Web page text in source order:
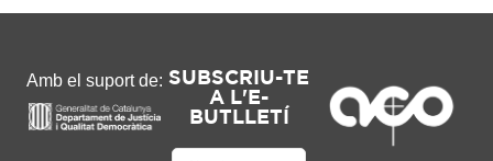
Amb el suport de: SUBSCRIU-TE
A L'E-
BUTLLETÍ